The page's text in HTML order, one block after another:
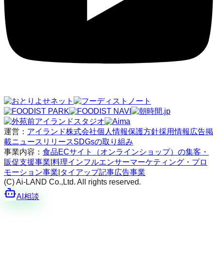
運営： アイランド株式会社個人情報保護方針採用情報 広告掲
載ニュースリリースSDGsの取り組み
事業内容： 食品ECサイト（オンラインショップ）の集客・
販促支援事業 料理インフルエンサーマーケティング・プロ
モーション事業 タイアップ記事広告事業
(C) Ai-LAND Co.,Ltd. All rights reserved.
AI相談